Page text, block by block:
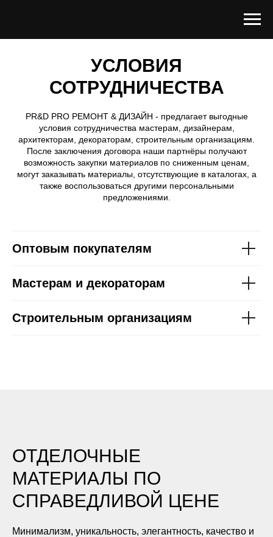
УСЛОВИЯ
СОТРУДНИЧЕСТВА
PR&D PRO РЕМОНТ & ДИЗАЙН - предлагает выгодные
условия сотрудничества мастерам, дизайнерам,
архитекторам, декораторам, строительным организациям.
После заключения договора наши партнёры получают
возможность закупки материалов по сниженным ценам,
могут заказывать материалы, отсутствующие в каталогах, а
также воспользоваться другими персональными
предложениями.
Оптовым покупателям
Мастерам и декораторам
Строительным организациям
ОТДЕЛОЧНЫЕ
МАТЕРИАЛЫ ПО
СПРАВЕДЛИВОЙ ЦЕНЕ
Минимализм, уникальность, элегантность, качество и